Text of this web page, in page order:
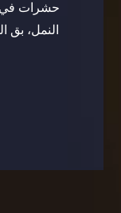
حشرات في
النمل، بق